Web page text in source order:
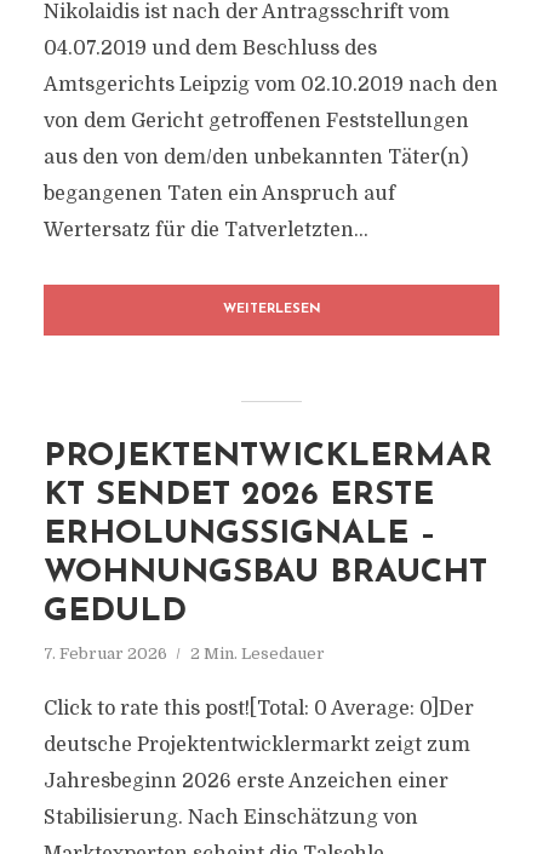
Nikolaidis ist nach der Antragsschrift vom
04.07.2019 und dem Beschluss des
Amtsgerichts Leipzig vom 02.10.2019 nach den
von dem Gericht getroffenen Feststellungen
aus den von dem/den unbekannten Täter(n)
begangenen Taten ein Anspruch auf
Wertersatz für die Tatverletzten...
WEITERLESEN
PROJEKTENTWICKLERMAR
KT SENDET 2026 ERSTE
ERHOLUNGSSIGNALE –
WOHNUNGSBAU BRAUCHT
GEDULD
7. Februar 2026 2 Min. Lesedauer
Click to rate this post![Total: 0 Average: 0]Der
deutsche Projektentwicklermarkt zeigt zum
Jahresbeginn 2026 erste Anzeichen einer
Stabilisierung. Nach Einschätzung von